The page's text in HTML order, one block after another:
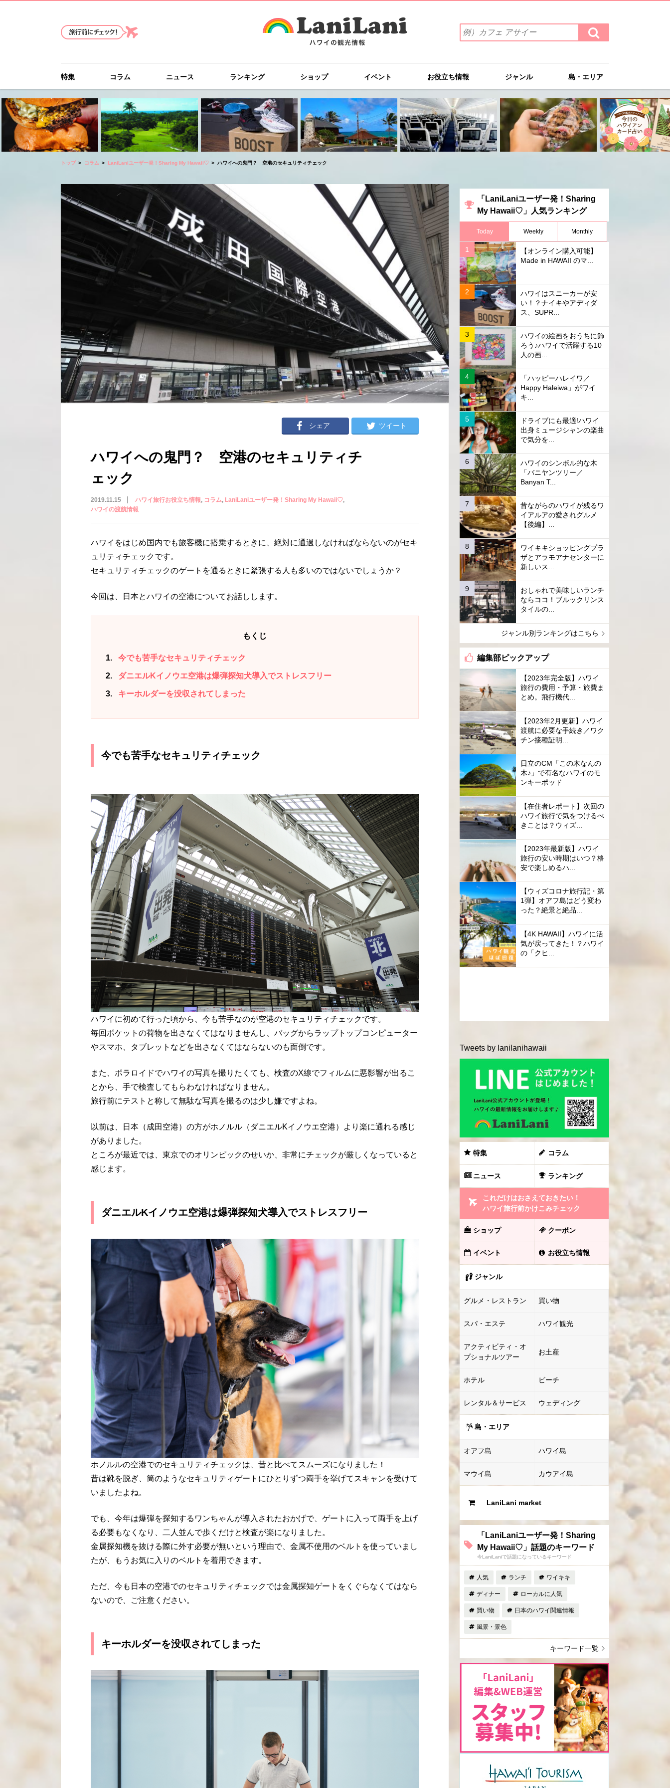
索
ワ
を
入
力
(例）
カ
フ
ェ
イ
ー
検
索
す
特集 コラム ニュース ランキング ショップ イベント お役立ち情報 ジャンル 島・エリア
トップ コラム LaniLaniユーザー発！Sharing My Hawaii♡ ハワイへの鬼門？ 空港のセキュリティチェック
シェア ツイート
ハワイへの鬼門？ 空港のセキュリティチ
ェック
2019.11.15 ハワイ旅行お役立ち情報 コラム LaniLaniユーザー発！Sharing My Hawaii♡
ハワイの渡航情報
ハワイをはじめ国内でも旅客機に搭乗するときに、絶対に通過しなければならないのがセキ
ュリティチェックです。
セキュリティチェックのゲートを通るときに緊張する人も多いのではないでしょうか？
今回は、日本とハワイの空港についてお話しします。
もくじ
1 今でも苦手なセキュリティチェック
2 ダニエルKイノウエ空港は爆弾探知犬導入でストレスフリー
3 キーホルダーを没収されてしまった
今でも苦手なセキュリティチェック
ハワイに初めて行った頃から、今も苦手なのが空港のセキュリティチェックです。
毎回ポケットの荷物を出さなくてはなりませんし、バッグからラップトップコンピューター
やスマホ、タブレットなどを出さなくてはならないのも面倒です。
また、ポラロイドでハワイの写真を撮りたくても、検査のX線でフィルムに悪影響が出るこ
とから、手で検査してもらわなければなりません。
旅行前にテストと称して無駄な写真を撮るのは少し嫌ですよね。
以前は、日本（成田空港）の方がホノルル（ダニエルKイノウエ空港）より楽に通れる感じ
がありました。
ところが最近では、東京でのオリンピックのせいか、非常にチェックが厳しくなっていると
感じます。
ダニエルKイノウエ空港は爆弾探知犬導入でストレスフリー
ホノルルの空港でのセキュリティチェックは、昔と比べてスムーズになりました！
昔は靴を脱ぎ、筒のようなセキュリティゲートにひとりずつ両手を挙げてスキャンを受けて
いましたよね。
でも、今年は爆弾を探知するワンちゃんが導入されたおかげで、ゲートに入って両手を上げ
る必要もなくなり、二人並んで歩くだけと検査が楽になりました。
金属探知機を抜ける際に外す必要が無いという理由で、金属不使用のベルトを使っていまし
たが、もうお気に入りのベルトを着用できます。
ただ、今も日本の空港でのセキュリティチェックでは金属探知ゲートをくぐらなくてはなら
ないので、ご注意ください。
キーホルダーを没収されてしまった
「LaniLaniユーザー発！Sharing
My Hawaii♡」人気ランキング
Today Weekly Monthly
【オンライン購入可能】
Made in HAWAII のマ...
ハワイはスニーカーが安
い！？ナイキやアディダ
ス、SUPR...
ハワイの絵画をおうちに飾
ろう♪ハワイで活躍する10
人の画...
「ハッピーハレイワ／
Happy Haleiwa」がワイ
キ...
ドライブにも最適!ハワイ
出身ミュージシャンの楽曲
で気分を...
ハワイのシンボル的な木
「バニヤンツリー／
Banyan T...
昔ながらのハワイが残るワ
イアルアの愛されグルメ
【後編】...
ワイキキショッピングプラ
ザとアラモアナセンターに
新しいス...
おしゃれで美味しいランチ
ならココ！ブルックリンス
タイルの...
ジャンル別ランキングはこちら
編集部ピックアップ
【2023年完全版】ハワイ
旅行の費用・予算・旅費ま
とめ。飛行機代...
【2023年2月更新】ハワイ
渡航に必要な手続き／ワク
チン接種証明...
日立のCM「この木なんの
木♪」で有名なハワイのモ
ンキーポッド
【在住者レポート】次回の
ハワイ旅行で気をつけるべ
きことは？ウィズ...
【2023年最新版】ハワイ
旅行の安い時期はいつ？格
安で楽しめるハ...
【ウィズコロナ旅行記・第
1弾】オアフ島はどう変わ
った？絶景と絶品...
【4K HAWAII】ハワイに活
気が戻ってきた！？ハワイ
の「クヒ...
Tweets by lanilanihawaii
特集 コラム
ニュース ランキング
これだけはおさえておきたい！
ハワイ旅行前かけこみチェック
ショップ クーポン
イベント お役立ち情報
ジャンル
グルメ・レストラン 買い物
スパ・エステ ハワイ観光
アクティビティ・オ
プショナルツアー
お土産
ホテル ビーチ
レンタル＆サービス ウェディング
島・エリア
オアフ島 ハワイ島
マウイ島 カウアイ島
LaniLani market
「LaniLaniユーザー発！Sharing
My Hawaii♡」話題のキーワード
今LaniLaniで話題になっているキーワード
人気 ランチ ワイキキ
ディナー ローカルに人気
買い物 日本のハワイ関連情報
風景・景色
キーワード一覧